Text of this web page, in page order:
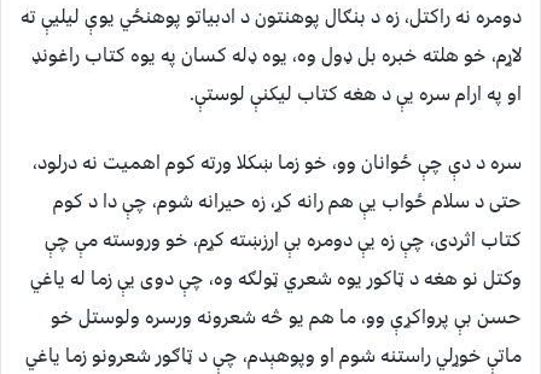
دومره نه راکتل، زه د بنګال پوهنتون د ادبياتو پوهنځي يوې ليليې ته
لاړم، خو هلته خبره بل ډول وه، يوه ډله کسان په يوه کتاب راغونډ
او په ارام سره يې د هغه کتاب ليکنې لوستې.
سره د دې چې ځوانان وو، خو زما ښکلا ورته کوم اهميت نه درلود،
حتى د سلام ځواب يې هم رانه کړ، زه حيرانه شوم، چې دا د کوم
کتاب اثردى، چې زه يې دومره بې ارزښته کړم، خو وروسته مې چې
وکتل نو هغه د ټاکور يوه شعري ټولګه وه، چې دوى يې زما له ياغي
حسن بې پرواکړې وو، ما هم يو څه شعرونه ورسره ولوستل خو
ماتې خوړلي راستنه شوم او وپوهېدم، چې د ټاګور شعرونو زما ياغي